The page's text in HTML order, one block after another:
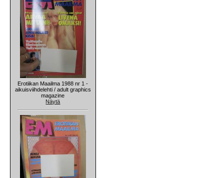
Erotiikan Maailma 1988 nr 1 -
aikuisviihdelehti / adult graphics
magazine
Näytä